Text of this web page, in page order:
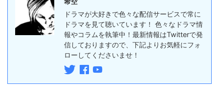
ドラマが大好きで色々な配信サービスで常に
ドラマを見て聴いています！ 色々なドラマ情
報やコラムを執筆中！最新情報はTwitterで発
信しておりますので、下記よりお気軽にフォ
ローしてくださいませ！